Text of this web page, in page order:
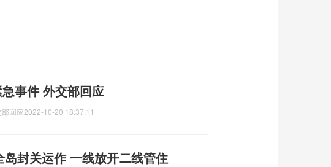
事件 外交部回应
回应2022-10-20 18:37:11
封关运作 一线放开二线管住